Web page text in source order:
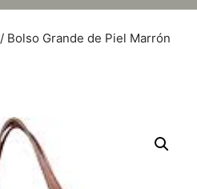
/ Bolso Grande de Piel Marrón